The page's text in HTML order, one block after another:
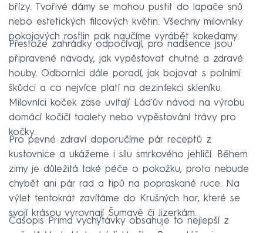
břízy. Tvořivé dámy se mohou pustit do lapače snů
nebo estetických filcových květin. Všechny milovníky
pokojových rostlin pak naučíme vyrábět kokedamy.
Přestože zahrádky odpočívají, pro nadšence jsou
připravené návody, jak vypěstovat chutné a zdravé
houby. Odborníci dále poradí, jak bojovat s polními
škůdci a co nejvíce platí na dezinfekci skleníku.
Milovníci koček zase uvítají Láďův návod na výrobu
domácí kočičí toalety nebo vypěstování trávy pro
kočky.
Pro pevné zdraví doporučíme pár receptů z
kustovnice a ukážeme i sílu smrkového jehličí. Během
zimy je důležitá také péče o pokožku, proto nebude
chybět ani pár rad a tipů na popraskané ruce. Na
výlet tentokrát zavítáme do Krušných hor, které se
svojí krásou vyrovnají Šumavě či Jizerkám.
Časopis Prima vychytávky obsahuje to nejlepší z